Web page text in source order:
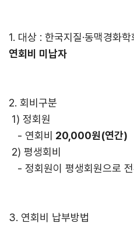
1. 대상 : 한국지질·동맥경화학
연회비 미납자
2. 회비구분
1) 정회원
- 연회비 20,000원(연간)
2) 평생회비
- 정회원이 평생회원으로
3. 연회비 납부방법